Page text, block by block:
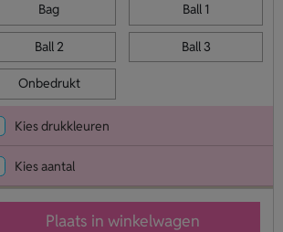
Bag Ball 1
Ball 2 Ball 3
Onbedrukt
Kies drukkleuren
Kies aantal
Plaats in winkelwagen